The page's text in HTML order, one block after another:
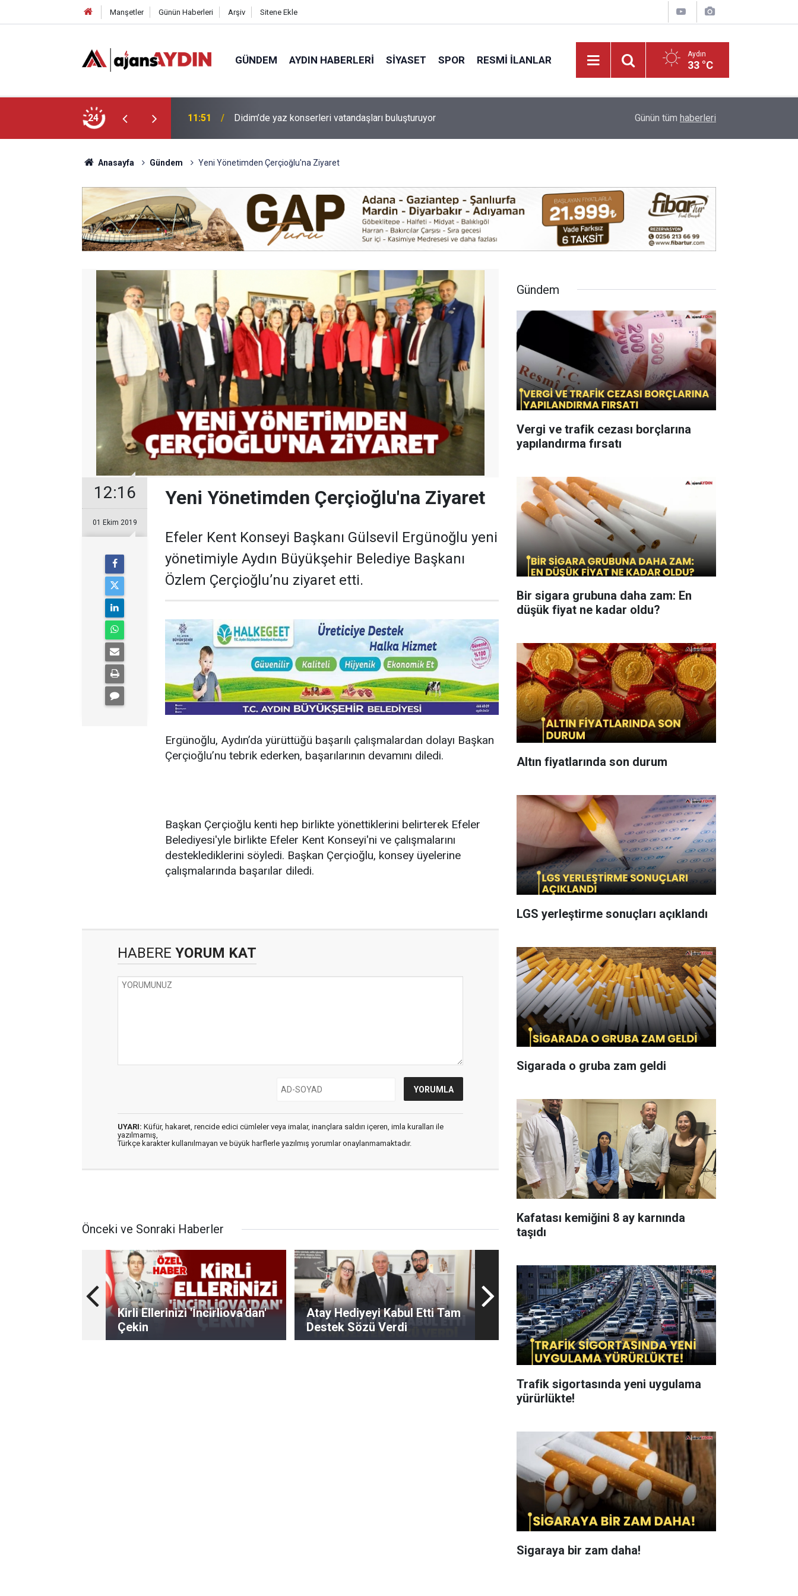
Manşetler Günün Haberleri Arşiv Sitene Ekle
GÜNDEM AYDIN HABERLERI SIYASET SPOR RESMI İLANLAR Aydın
33 °C
24 10:24 Efeler'de çocuklar yaz tatilinde felsefeyle düşünmeyi öğreniyor Aydın’da bugün elektrik kesintisi yaşanacak!
Günün tüm haberleri
Anasayfa Gündem Yeni Yönetimden Çerçioğlu'na Ziyaret
12:16
01 Ekim 2019
Yeni Yönetimden Çerçioğlu'na Ziyaret
Efeler Kent Konseyi Başkanı Gülsevil Ergünoğlu yeni
yönetimiyle Aydın Büyükşehir Belediye Başkanı
Özlem Çerçioğlu’nu ziyaret etti.
Ergünoğlu, Aydın’da yürüttüğü başarılı çalışmalardan dolayı Başkan
Çerçioğlu’nu tebrik ederken, başarılarının devamını diledi.
Başkan Çerçioğlu kenti hep birlikte yönettiklerini belirterek Efeler
Belediyesi'yle birlikte Efeler Kent Konseyi'ni ve çalışmalarını
desteklediklerini söyledi. Başkan Çerçioğlu, konsey üyelerine
çalışmalarında başarılar diledi.
HABERE YORUM KAT
UYARI: Küfür, hakaret, rencide edici cümleler veya imalar, inançlara saldırı içeren, imla kuralları ile
yazılmamış,
Türkçe karakter kullanılmayan ve büyük harflerle yazılmış yorumlar onaylanmamaktadır.
Önceki ve Sonraki Haberler
Kirli Ellerinizi 'İncirliova'dan'
Çekin
Atay Hediyeyi Kabul Etti Tam
Destek Sözü Verdi
Gündem
Vergi ve trafik cezası borçlarına
yapılandırma fırsatı
Bir sigara grubuna daha zam: En
düşük fiyat ne kadar oldu?
Altın fiyatlarında son durum
LGS yerleştirme sonuçları açıklandı
Sigarada o gruba zam geldi
Kafatası kemiğini 8 ay karnında
taşıdı
Trafik sigortasında yeni uygulama
yürürlükte!
Sigaraya bir zam daha!